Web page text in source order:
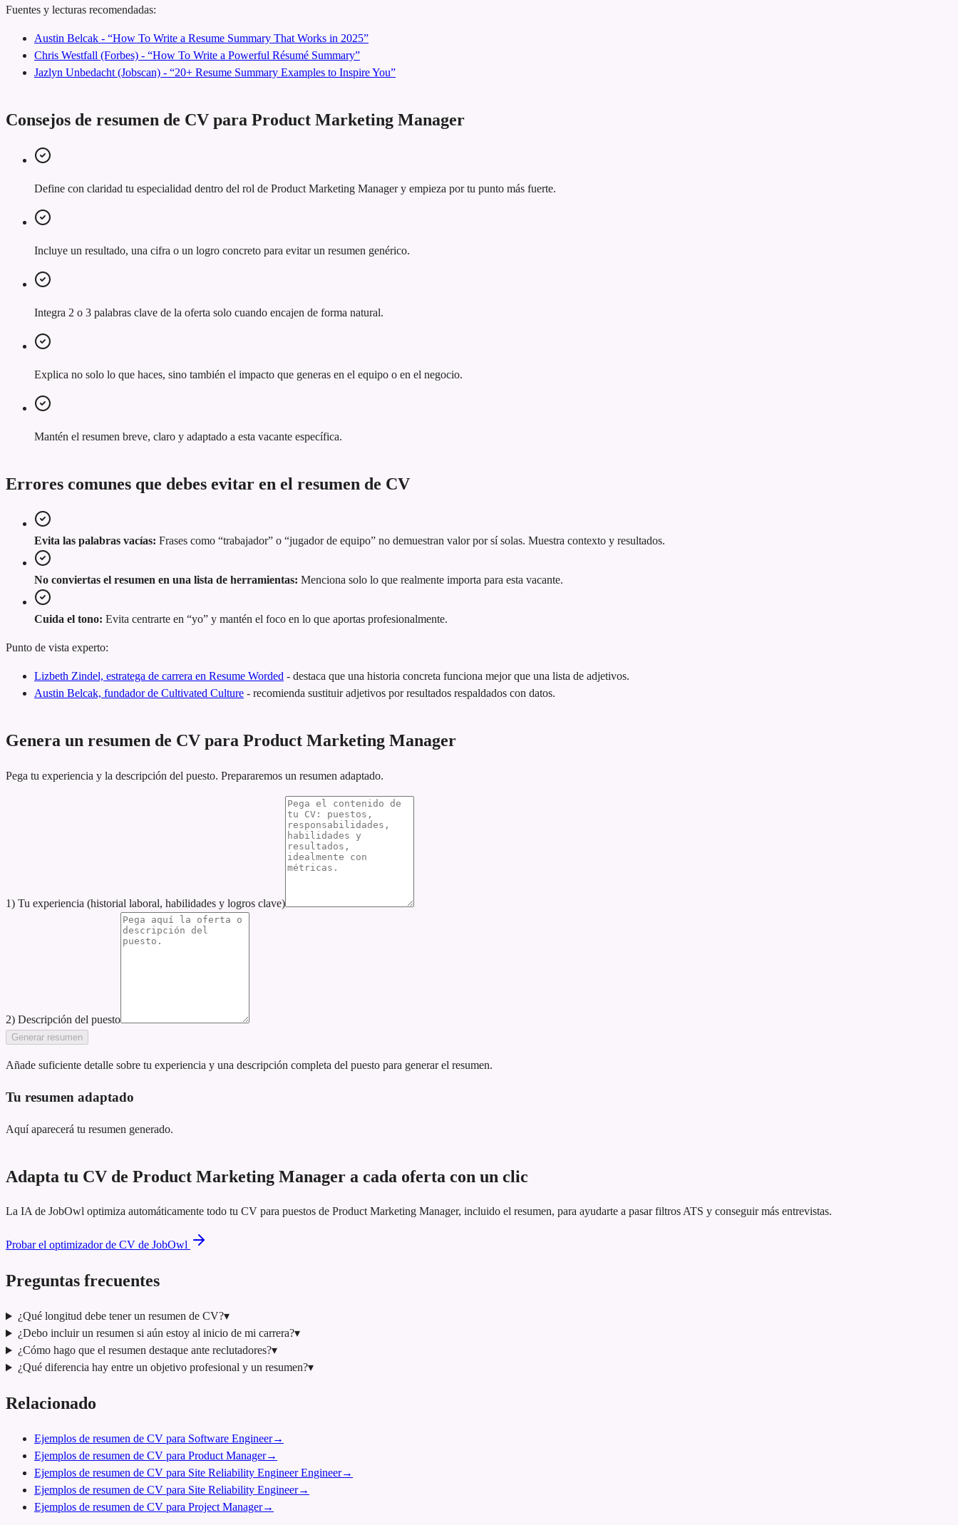
Fuentes y lecturas recomendadas:
Austin Belcak - “How To Write a Resume Summary That Works in 2025”
Chris Westfall (Forbes) - “How To Write a Powerful Résumé Summary”
Jazlyn Unbedacht (Jobscan) - “20+ Resume Summary Examples to Inspire You”
Consejos de resumen de CV para Product Marketing Manager
Define con claridad tu especialidad dentro del rol de Product Marketing Manager y empieza por tu punto más fuerte.
Incluye un resultado, una cifra o un logro concreto para evitar un resumen genérico.
Integra 2 o 3 palabras clave de la oferta solo cuando encajen de forma natural.
Explica no solo lo que haces, sino también el impacto que generas en el equipo o en el negocio.
Mantén el resumen breve, claro y adaptado a esta vacante específica.
Errores comunes que debes evitar en el resumen de CV
Evita las palabras vacías: Frases como “trabajador” o “jugador de equipo” no demuestran valor por sí solas. Muestra contexto y resultados.
No conviertas el resumen en una lista de herramientas: Menciona solo lo que realmente importa para esta vacante.
Cuida el tono: Evita centrarte en “yo” y mantén el foco en lo que aportas profesionalmente.
Punto de vista experto:
Lizbeth Zindel, estratega de carrera en Resume Worded - destaca que una historia concreta funciona mejor que una lista de adjetivos.
Austin Belcak, fundador de Cultivated Culture - recomienda sustituir adjetivos por resultados respaldados con datos.
Genera un resumen de CV para Product Marketing Manager
Pega tu experiencia y la descripción del puesto. Prepararemos un resumen adaptado.
1) Tu experiencia (historial laboral, habilidades y logros clave)
2) Descripción del puesto
Generar resumen
Añade suficiente detalle sobre tu experiencia y una descripción completa del puesto para generar el resumen.
Tu resumen adaptado
Aquí aparecerá tu resumen generado.
Adapta tu CV de Product Marketing Manager a cada oferta con un clic
La IA de JobOwl optimiza automáticamente todo tu CV para puestos de Product Marketing Manager, incluido el resumen, para ayudarte a pasar filtros ATS y conseguir más entrevistas.
Probar el optimizador de CV de JobOwl
Preguntas frecuentes
¿Qué longitud debe tener un resumen de CV?▾
¿Debo incluir un resumen si aún estoy al inicio de mi carrera?▾
¿Cómo hago que el resumen destaque ante reclutadores?▾
¿Qué diferencia hay entre un objetivo profesional y un resumen?▾
Relacionado
Ejemplos de resumen de CV para Software Engineer→
Ejemplos de resumen de CV para Product Manager→
Ejemplos de resumen de CV para Site Reliability Engineer Engineer→
Ejemplos de resumen de CV para Site Reliability Engineer→
Ejemplos de resumen de CV para Project Manager→